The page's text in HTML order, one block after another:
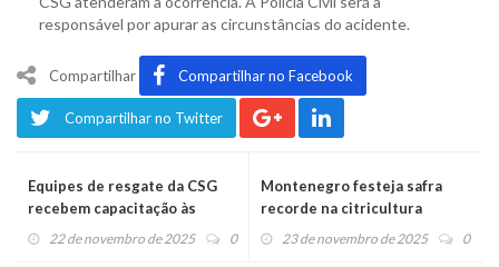
responsável por apurar as circunstâncias do acidente.
Compartilhar Compartilhar no Facebook
Compartilhar no Twitter
Equipes de resgate da CSG
recebem capacitação às
vésperas da alta temporada
22 de novembro de 2025 0
Montenegro festeja safra
recorde na citricultura
23 de novembro de 2025 0